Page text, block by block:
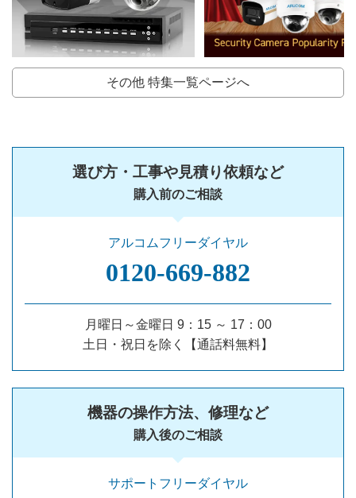
その他 特集一覧ページへ
選び方・工事や見積り依頼など
購入前のご相談
アルコムフリーダイヤル
0120‐669‐882
月曜日～金曜日 9：15 ～ 17：00
土日・祝日を除く【通話料無料】
機器の操作方法、修理など
購入後のご相談
サポートフリーダイヤル